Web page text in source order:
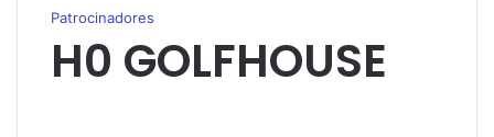
Patrocinadores
H0 GOLFHOUSE